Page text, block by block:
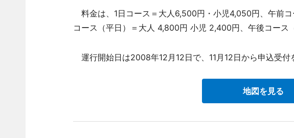
料金は、1日コース＝大人6,500円・小児4,050円、午前
コース（平日）＝大人 4,800円 小児 2,400円、午後コース
運行開始日は2008年12月12日で、11月12日から申込受付
地図を見る